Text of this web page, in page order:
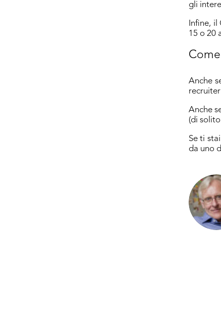
gli
Infine,
15 o 20
Anche
Anche
(di
Se ti
da uno